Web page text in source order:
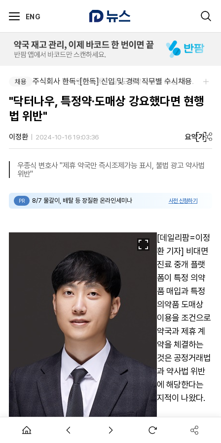
ENG
채용 주식회사 제이앤에스메디칼-도매약사님을 모십니다.
채용 주식회사 한독-[한독] 신입 및 경력 직무별 수시채용
"닥터나우, 특정약·도매상 강요했다면 현행
법 위반"
이정환 2024-10-16 19:03:36 요약가
우종식 변호사 "제휴 약국만 즉시조제가능 표시, 불법 광고 약사법
위반"
PR 8/7 물갈이, 배탈 등 장질환 온라인세미나 사전 신청하기
[데일리팜=이정
환 기자] 비대면
진료 중개 플랫
폼이 특정 의약
품 매입과 특정
의약품 도매상
이용을 조건으로
약국과 제휴 계
약을 체결하는
것은 공정거래법
과 약사법 위반
에 해당한다는
지적이 나왔다.
특정 약·도매상